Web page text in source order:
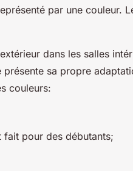
par une couleur.
dans les salles
sa propre
couleurs:
fait pour des débutants;